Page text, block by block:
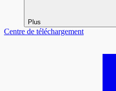
Plus
Centre de téléchargement